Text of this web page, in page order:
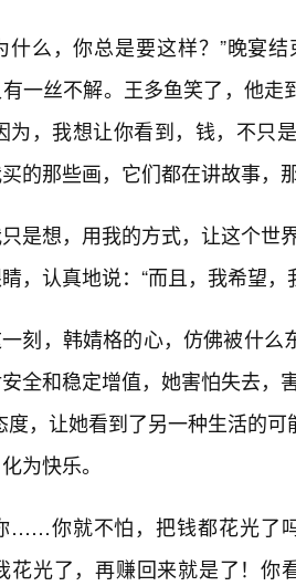
什么，你总是要这样？”晚宴
一丝不解。王多鱼笑了，他
为，我想让你看到，钱，不只
的那些画，它们都在讲故事，
是想，用我的方式，让这个世
，认真地说：“而且，我希望，
刻，韩婧格的心，仿佛被什么
全和稳定增值，她害怕失去，
度，让她看到了另一种生活的
为快乐。
……你就不怕，把钱都花光了
花光了，再赚回来就是了！你